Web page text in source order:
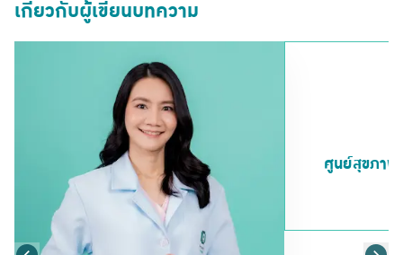
เกี่ยวกับผู้เขียนบทความ
ศูนย์สุขภาพ